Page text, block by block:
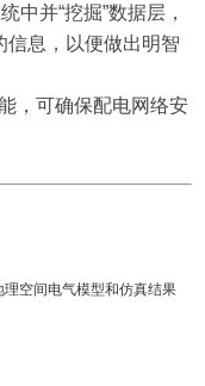
中并“挖掘”数据层，
信息，以便做出明智
，可确保配电网络安
空间电气模型和仿真结果